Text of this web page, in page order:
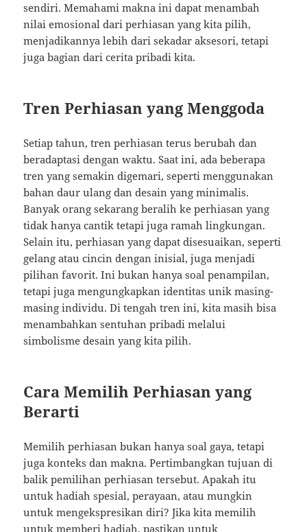
sendiri. Memahami makna ini dapat menambah
nilai emosional dari perhiasan yang kita pilih,
menjadikannya lebih dari sekadar aksesori, tetapi
juga bagian dari cerita pribadi kita.
Tren Perhiasan yang Menggoda
Setiap tahun, tren perhiasan terus berubah dan
beradaptasi dengan waktu. Saat ini, ada beberapa
tren yang semakin digemari, seperti menggunakan
bahan daur ulang dan desain yang minimalis.
Banyak orang sekarang beralih ke perhiasan yang
tidak hanya cantik tetapi juga ramah lingkungan.
Selain itu, perhiasan yang dapat disesuaikan, seperti
gelang atau cincin dengan inisial, juga menjadi
pilihan favorit. Ini bukan hanya soal penampilan,
tetapi juga mengungkapkan identitas unik masing-
masing individu. Di tengah tren ini, kita masih bisa
menambahkan sentuhan pribadi melalui
simbolisme desain yang kita pilih.
Cara Memilih Perhiasan yang
Berarti
Memilih perhiasan bukan hanya soal gaya, tetapi
juga konteks dan makna. Pertimbangkan tujuan di
balik pemilihan perhiasan tersebut. Apakah itu
untuk hadiah spesial, perayaan, atau mungkin
untuk mengekspresikan diri? Jika kita memilih
untuk memberi hadiah, pastikan untuk